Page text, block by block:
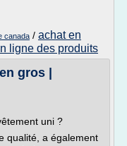
canada / achat en
ligne des produits
gros |
uni ?
qualité, a également